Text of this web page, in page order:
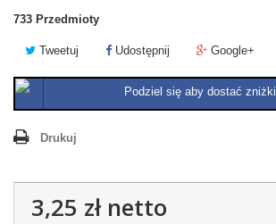
733 Przedmioty
Tweetuj Udostępnij Google+
Podziel się aby dostać zniżki
Drukuj
3,25 złnetto